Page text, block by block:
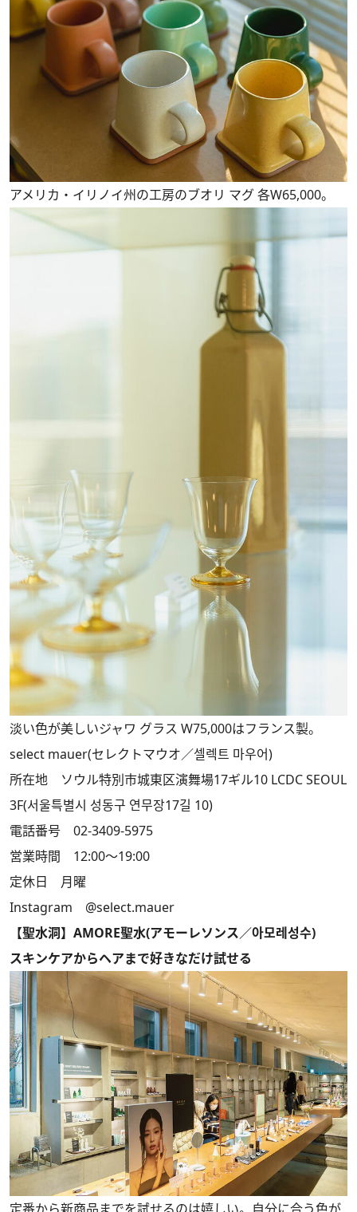
アメリカ・イリノイ州の工房のブオリ マグ 各W65,000。
淡い色が美しいジャワ グラス W75,000はフランス製。
select mauer(セレクトマウオ／셀렉트 마우어)
所在地 ソウル特別市城東区演舞場17ギル10 LCDC SEOUL
3F(서울특별시 성동구 연무장17길 10)
電話番号 02-3409-5975
営業時間 12:00～19:00
定休日 月曜
Instagram @select.mauer
【聖水洞】AMORE聖水(アモーレソンス／아모레성수)
スキンケアからヘアまで好きなだけ試せる